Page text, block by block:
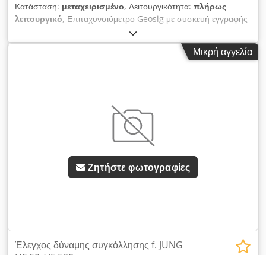
Κατάσταση: μεταχειρισμένο, Λειτουργικότητα: πλήρως
λειτουργικό, Επιταχυνσιόμετρο Geosig με συσκευή εγγραφής
Μικρή αγγελία
Ζητήστε φωτογραφίες
Έλεγχος δύναμης συγκόλλησης f. JUNG